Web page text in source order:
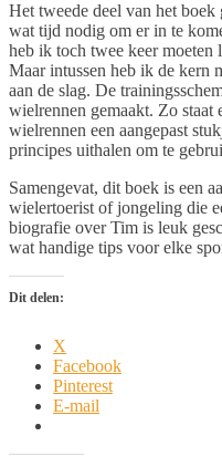
Het tweede deel van het
wat tijd nodig om er in te
heb ik toch twee keer moeten
Maar intussen heb ik de kern
aan de slag. De
wielrennen gemaakt. Zo
wielrennen een aangepast
principes uithalen om te
Samengevat, dit boek is een
wielertoerist of jongeling die
biografie over Tim is leuk
wat handige tips voor elke
Dit delen:
X
Facebook
Pinterest
E-mail